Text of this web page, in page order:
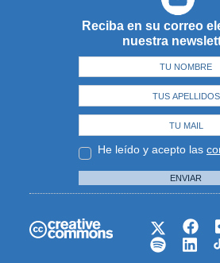
Reciba en su correo
nuestra
He leído y acepto las
ENVIAR